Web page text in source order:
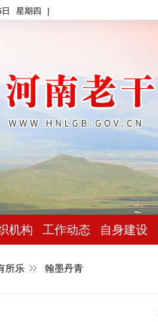
星期四 |
机构 工作动态 自身建设
所乐 翰墨丹青